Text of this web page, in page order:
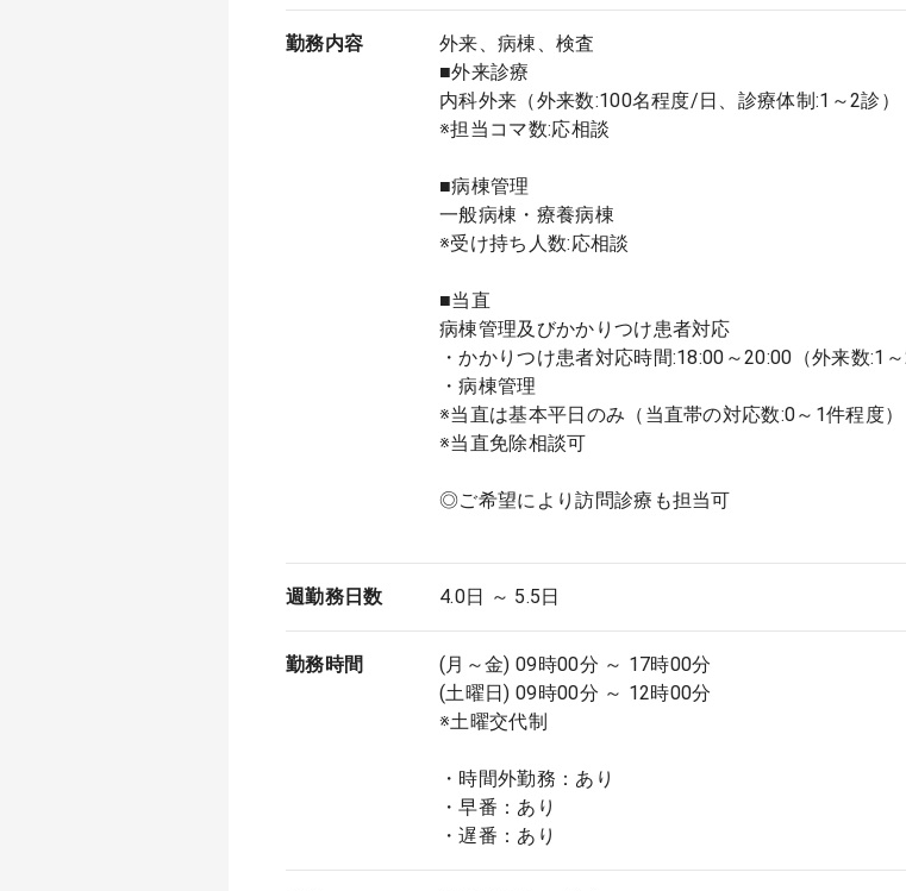
勤務内容
外来、病棟、検査
■外来診療
内科外来（外来数:100名程度/日、診療体制:1～2診）
※担当コマ数:応相談
■病棟管理
一般病棟・療養病棟
※受け持ち人数:応相談
■当直
病棟管理及びかかりつけ患者対応
・かかりつけ患者対応時間:18:00～20:00（外来数
・病棟管理
※当直は基本平日のみ（当直帯の対応数:0～1件程度）
※当直免除相談可
◎ご希望により訪問診療も担当可
週勤務日数 4.0日 ～ 5.5日
勤務時間
(月～金) 09時00分 ～ 17時00分
(土曜日) 09時00分 ～ 12時00分
※土曜交代制
・時間外勤務：あり
・早番：あり
・遅番：あり